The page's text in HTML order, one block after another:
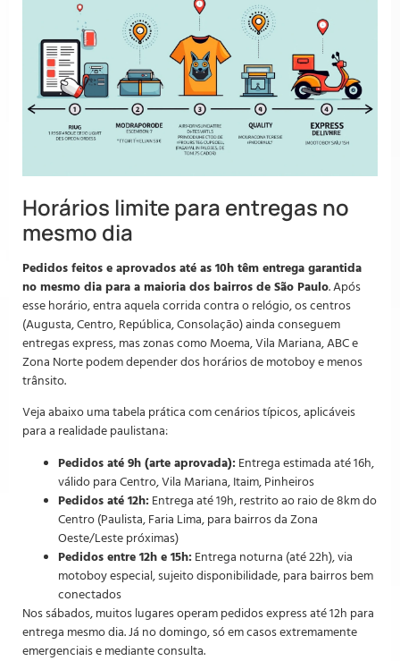
Horários limite para entregas no
mesmo dia
Pedidos feitos e aprovados até as 10h têm entrega garantida
no mesmo dia para a maioria dos bairros de São Paulo. Após
esse horário, entra aquela corrida contra o relógio, os centros
(Augusta, Centro, República, Consolação) ainda conseguem
entregas express, mas zonas como Moema, Vila Mariana, ABC e
Zona Norte podem depender dos horários de motoboy e menos
trânsito.
Veja abaixo uma tabela prática com cenários típicos, aplicáveis
para a realidade paulistana:
Pedidos até 9h (arte aprovada): Entrega estimada até 16h,
válido para Centro, Vila Mariana, Itaim, Pinheiros
Pedidos até 12h: Entrega até 19h, restrito ao raio de 8km do
Centro (Paulista, Faria Lima, para bairros da Zona
Oeste/Leste próximas)
Pedidos entre 12h e 15h: Entrega noturna (até 22h), via
motoboy especial, sujeito disponibilidade, para bairros bem
conectados
Nos sábados, muitos lugares operam pedidos express até 12h para
entrega mesmo dia. Já no domingo, só em casos extremamente
emergenciais e mediante consulta.